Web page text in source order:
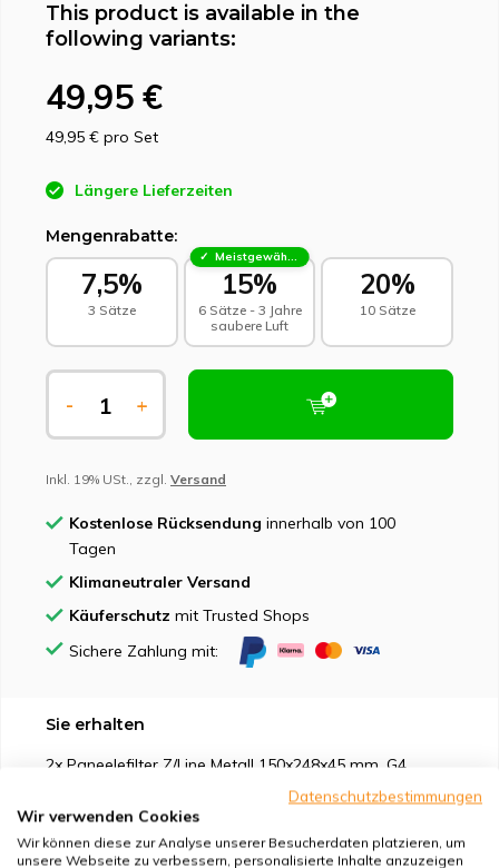
This product is available in the
following variants:
49,95 €
49,95 € pro Set
Längere Lieferzeiten
Mengenrabatte:
7,5%
3 Sätze
Meistgewählt - Nachhaltige Wahl
15%
6 Sätze - 3 Jahre
saubere Luft
20%
10 Sätze
- +
Inkl. 19% USt., zzgl. Versand
Kostenlose Rücksendung innerhalb von 100
Tagen
Klimaneutraler Versand
Käuferschutz mit Trusted Shops
Sichere Zahlung mit:
Sie erhalten
2x Paneelefilter Z/Line Metall 150x248x45 mm. G4
Datenschutzbestimmungen
Wir verwenden Cookies
Wir können diese zur Analyse unserer Besucherdaten platzieren, um
unsere Webseite zu verbessern, personalisierte Inhalte anzuzeigen